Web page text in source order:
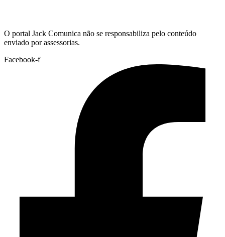
O portal Jack Comunica não se responsabiliza pelo conteúdo
enviado por assessorias.
Facebook-f